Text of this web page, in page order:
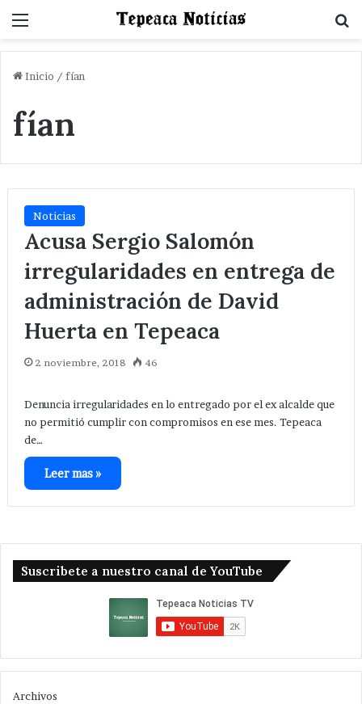
Menu
Inicio / fían
fían
Noticias
Acusa Sergio Salomón
irregularidades en entrega de
administración de David
Huerta en Tepeaca
2 noviembre, 2018 46
Denuncia irregularidades en lo entregado por el ex alcalde que
no permitió cumplir con compromisos en ese mes. Tepeaca
de…
Leer mas »
Suscribete a nuestro canal de YouTube
Archivos